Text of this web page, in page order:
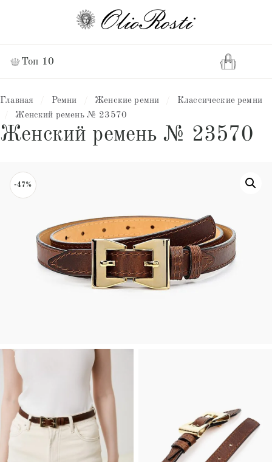
Топ 10
Главная Ремни Женские ремни
Классические ремни
Женский ремень № 23570
Женский ремень № 23570
-47%